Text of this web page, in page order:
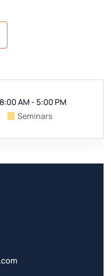
8:00 AM - 5:00 PM
Seminars